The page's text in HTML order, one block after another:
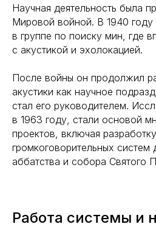
Научная деятельность была
Мировой войной. В 1940 году
в группе по поиску мин, где
с акустикой и эхолокацией.
После войны он продолжил
акустики как научное
стал его руководителем.
в 1963 году, стали основой
проектов, включая разработку
громкоговорительных систем
аббатства и собора Святого
Работа системы и